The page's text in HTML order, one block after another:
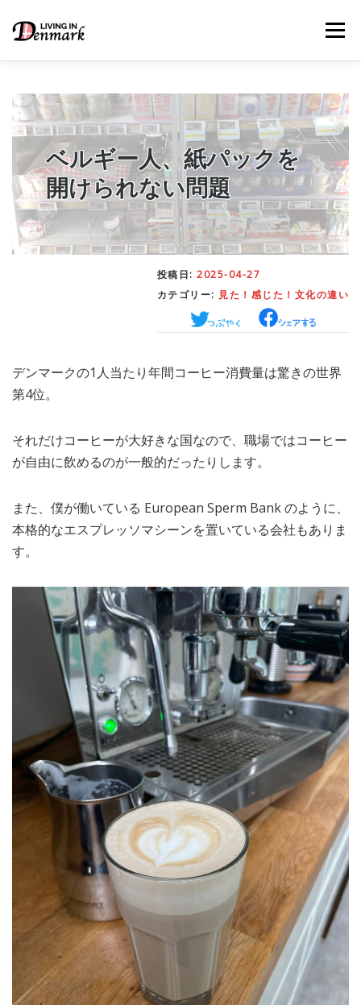
メニュー
LIFE TIPS – 生活便利帳 FOOD– ごはん事情
STUDY– 留学関連情報
WORK– デンマークの働き方
– 日本人の考察
MEDIA– メディア掲載 TRAVEL– 旅行
EVERYDAY – 日常ブログ
ベルギー人、紙パックを
開けられない問題
投稿日: 2025-04-27
カテゴリー: 見た！感じた！文化の違い
デンマークの1人当たり年間コーヒー消費量は驚きの世界
第4位。
それだけコーヒーが大好きな国なので、職場ではコーヒー
が自由に飲めるのが一般的だったりします。
また、僕が働いている European Sperm Bank のように、
本格的なエスプレッソマシーンを置いている会社もありま
す。